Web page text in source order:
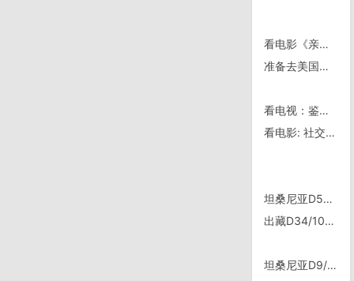
看电影《亲爱的》
准备去美国渡个假
看电视：鉴宝那个主持人我听见她的声音我都想吐
看电影: 社交网络，讲述geek企业家自己的故事
坦桑尼亚D56/0922，Zanzibar
出藏D34/1027, 金沙江丽江岔口——石鼓——返回岔——丽江
坦桑尼亚D9/0806，Mwanza